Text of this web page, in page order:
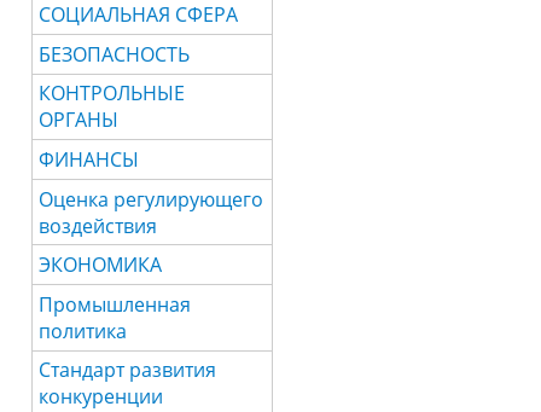
СОЦИАЛЬНАЯ СФЕРА
БЕЗОПАСНОСТЬ
КОНТРОЛЬНЫЕ
ОРГАНЫ
ФИНАНСЫ
Оценка регулирующего
воздействия
ЭКОНОМИКА
Промышленная
политика
Стандарт развития
конкуренции